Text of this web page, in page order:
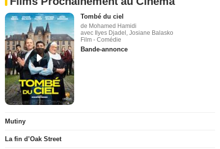
Tombé du ciel
de Mohamed Hamidi
avec Ilyes Djadel, Josiane Balasko
Film - Comédie
Bande-annonce
Mutiny
La fin d’Oak Street